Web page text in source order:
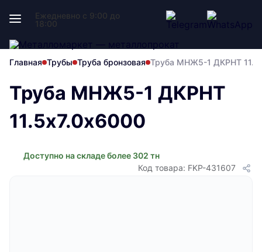
Ежедневно с 9:00 до
18:00
Главная Трубы Труба бронзовая Труба МНЖ5-1 ДКРНТ
Труба МНЖ5-1 ДКРНТ
11.5х7.0х6000
Доступно на складе более 302 тн
Код товара: FKP-431607